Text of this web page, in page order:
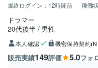
最終ログイン： 12時間前 稼働
ドラマー
20代後半
男性
本人確認 機密保持契約
販売実績149評価 5.0フォ